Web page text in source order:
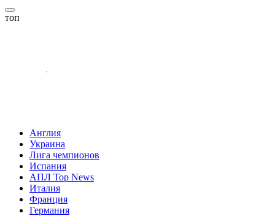
топ
Англия
Украина
Лига чемпионов
Испания
АПЛ Top News
Италия
Франция
Германия